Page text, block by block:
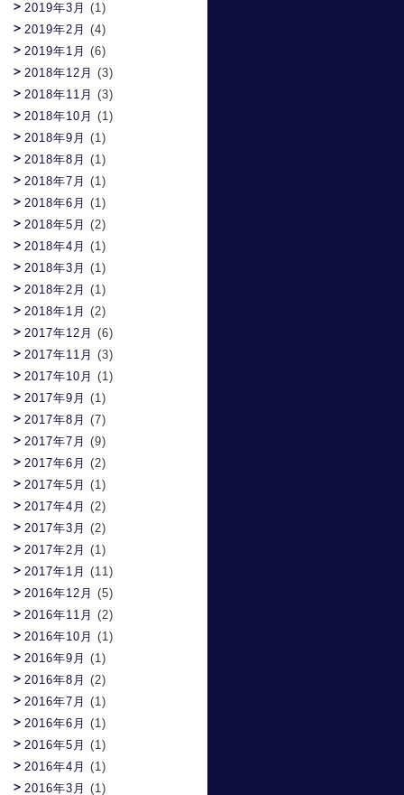
2019年3月 (1)
2019年2月 (4)
2019年1月 (6)
2018年12月 (3)
2018年11月 (3)
2018年10月 (1)
2018年9月 (1)
2018年8月 (1)
2018年7月 (1)
2018年6月 (1)
2018年5月 (2)
2018年4月 (1)
2018年3月 (1)
2018年2月 (1)
2018年1月 (2)
2017年12月 (6)
2017年11月 (3)
2017年10月 (1)
2017年9月 (1)
2017年8月 (7)
2017年7月 (9)
2017年6月 (2)
2017年5月 (1)
2017年4月 (2)
2017年3月 (2)
2017年2月 (1)
2017年1月 (11)
2016年12月 (5)
2016年11月 (2)
2016年10月 (1)
2016年9月 (1)
2016年8月 (2)
2016年7月 (1)
2016年6月 (1)
2016年5月 (1)
2016年4月 (1)
2016年3月 (1)